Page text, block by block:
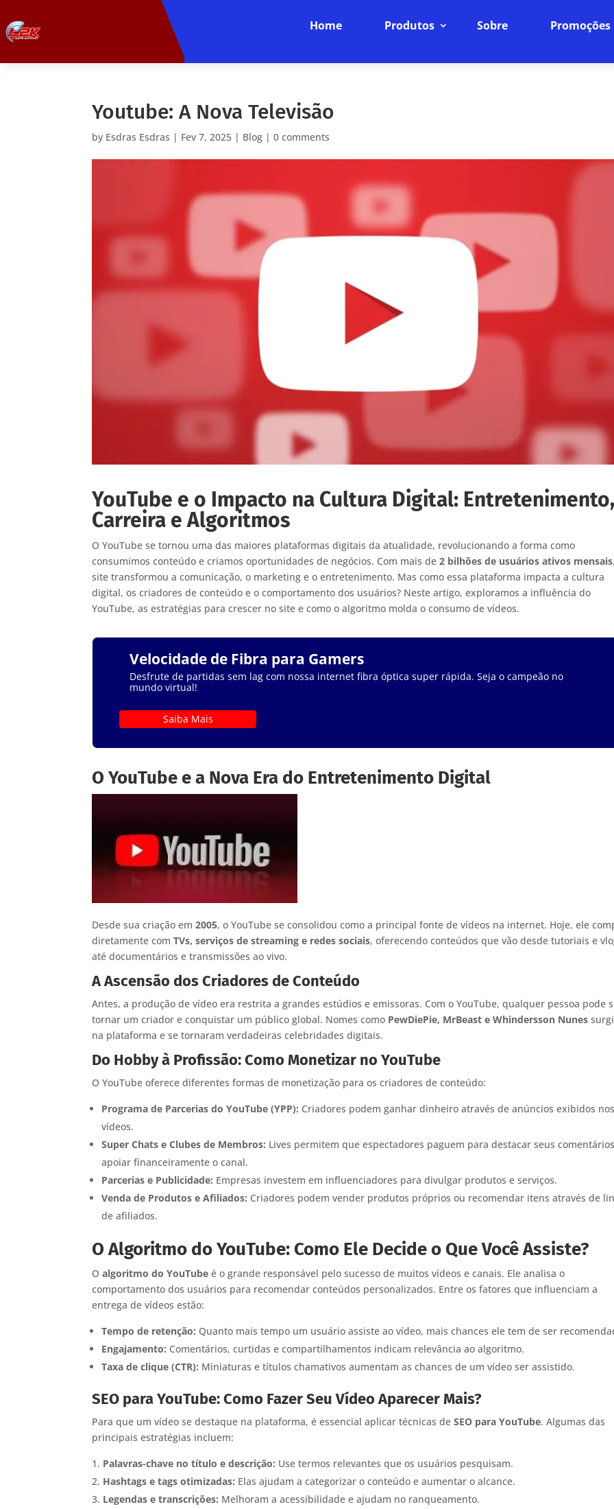
Home Produtos Sobre Promoções
Youtube: A Nova Televisão
by Esdras Esdras | Fev 7, 2025 | Blog |0 comments
YouTube e o Impacto na Cultura Digital:
Carreira e Algoritmos
O YouTube se tornou uma das maiores plataformas digitais da atualidade, revolucionando a forma como
consumimos conteúdo e criamos oportunidades de negócios. Com mais de2 bilhões de usuários ativos mensais
site transformou a comunicação, o marketing e o entretenimento. Mas como essa plataforma impacta a cultura
digital, os criadores de conteúdo e o comportamento dos usuários? Neste artigo, exploramos a influência do
YouTube, as estratégias para crescer no site e como o algoritmo molda o consumo de vídeos.
Velocidade de Fibra para Gamers
Desfrute de partidas sem lag com nossa internet fibra óptica super rápida. Seja o campeão no
mundo virtual!
Saiba Mais
O YouTube e a Nova Era do Entretenimento Digital
Desde sua criação em2005, o YouTube se consolidou como a principal fonte de vídeos na internet. Hoje, ele
diretamente comTVs, serviços de streaming e redes sociais, oferecendo conteúdos que vão desde tutoriais e
até documentários e transmissões ao vivo.
A Ascensão dos Criadores de Conteúdo
Antes, a produção de vídeo era restrita a grandes estúdios e emissoras. Com o YouTube, qualquer pessoa pode
tornar um criador e conquistar um público global. Nomes como PewDiePie, MrBeast e Whindersson Nunes
na plataforma e se tornaram verdadeiras celebridades digitais.
Do Hobby à Profissão: Como Monetizar no YouTube
O YouTube oferece diferentes formas de monetização para os criadores de conteúdo:
Programa de Parcerias do YouTube (YPP): Criadores podem ganhar dinheiro através de anúncios exibidos
vídeos.
Super Chats e Clubes de Membros: Lives permitem que espectadores paguem para destacar seus
apoiar financeiramente o canal.
Parcerias e Publicidade: Empresas investem em influenciadores para divulgar produtos e serviços.
Venda de Produtos e Afiliados: Criadores podem vender produtos próprios ou recomendar itens através de
de afiliados.
O Algoritmo do YouTube: Como Ele Decide o Que Você Assiste?
Oalgoritmo do YouTube é o grande responsável pelo sucesso de muitos vídeos e canais. Ele analisa o
comportamento dos usuários para recomendar conteúdos personalizados. Entre os fatores que influenciam a
entrega de vídeos estão:
Tempo de retenção: Quanto mais tempo um usuário assiste ao vídeo, mais chances ele tem de ser
Engajamento: Comentários, curtidas e compartilhamentos indicam relevância ao algoritmo.
Taxa de clique (CTR): Miniaturas e títulos chamativos aumentam as chances de um vídeo ser assistido.
SEO para YouTube: Como Fazer Seu Vídeo Aparecer Mais?
Para que um vídeo se destaque na plataforma, é essencial aplicar técnicas deSEO para YouTube. Algumas das
principais estratégias incluem:
Palavras-chave no título e descrição: Use termos relevantes que os usuários pesquisam.
Hashtags e tags otimizadas: Elas ajudam a categorizar o conteúdo e aumentar o alcance.
Legendas e transcrições: Melhoram a acessibilidade e ajudam no ranqueamento.